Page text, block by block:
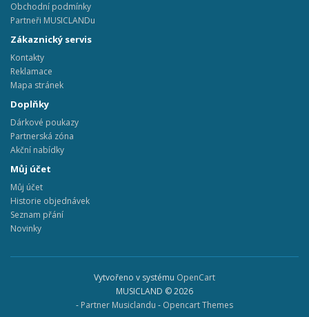
Obchodní podmínky
Partneři MUSICLANDu
Zákaznický servis
Kontakty
Reklamace
Mapa stránek
Doplňky
Dárkové poukazy
Partnerská zóna
Akční nabídky
Můj účet
Můj účet
Historie objednávek
Seznam přání
Novinky
Vytvořeno v systému OpenCart
MUSICLAND © 2026
- Partner Musiclandu - Opencart Themes